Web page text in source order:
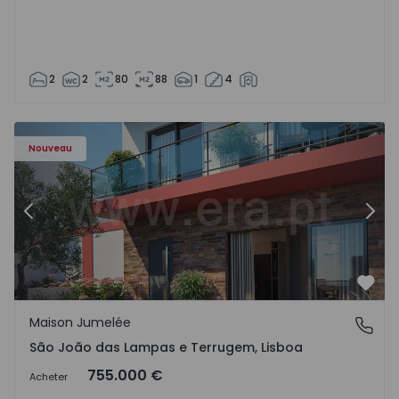
2 2 80 88 1 4
Nouveau
Précédent
São João das Lampas e Terrugem, Lisboa
Maison Jumelée
São João das Lampas e Terrugem, Lisboa
Acheter 755.000 €